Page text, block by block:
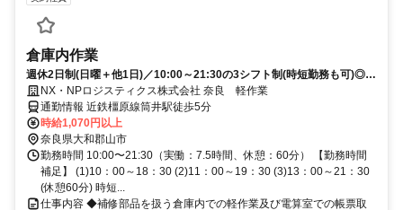
倉庫内作業
週休2日制(日曜＋他1日)／10:00～21:30の3シフト制(時短勤務も可)◎大
型連休あり◎社員食堂もあり◎
NX・NPロジスティクス株式会社 奈良 軽作業
通勤情報 近鉄橿原線筒井駅徒歩5分
時給1,070円以上
奈良県大和郡山市
勤務時間 10:00〜21:30（実働：7.5時間、休憩：60分） 【勤務時間
補足】 (1)10：00～18：30 (2)11：00～19：30 (3)13：00～21：30
(休憩60分) 時短...
仕事内容 ◆補修部品を扱う倉庫内での軽作業及び電算室での帳票取